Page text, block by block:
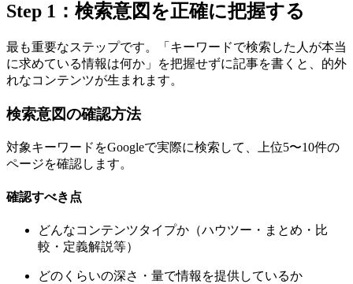
Step 1：検索意図を正確に把握する
最も重要なステップです。「キーワードで検索した人が本当
に求めている情報は何か」を把握せずに記事を書くと、的外
れなコンテンツが生まれます。
検索意図の確認方法
対象キーワードをGoogleで実際に検索して、上位5〜10件の
ページを確認します。
確認すべき点
どんなコンテンツタイプか（ハウツー・まとめ・比
較・定義解説等）
どのくらいの深さ・量で情報を提供しているか